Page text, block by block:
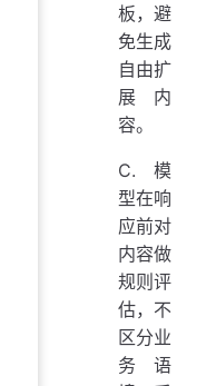
板，避
免生成
自由扩
展内
容。
C. 模
型在响
应前对
内容做
规则评
估，不
区分业
务语